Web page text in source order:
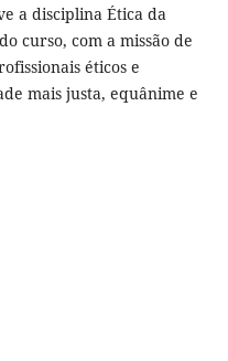
a disciplina Ética da
curso, com a missão de
éticos e
mais justa, equânime e